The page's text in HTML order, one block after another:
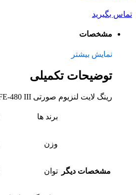
تماس بگیرید
مشخصات
نمایش بیشتر
توضیحات تکمیلی
رینگ لایت لنزیوم صورتی Lensium Ring light FE-480 III
مشخصات دیگر
برند ها
وزن
توان